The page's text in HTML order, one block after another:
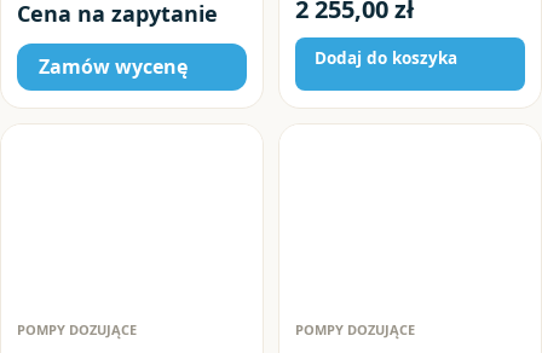
Cena na zapytanie
Zamów wycenę
2 255,00zł
Dodaj do koszyka
POMPY DOZUJĄCE POMPY DOZUJĄCE